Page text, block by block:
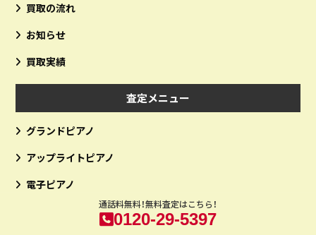
買取の流れ
お知らせ
買取実績
査定メニュー
グランドピアノ
アップライトピアノ
電子ピアノ
通話料無料！無料査定はこちら！
0120-29-5397